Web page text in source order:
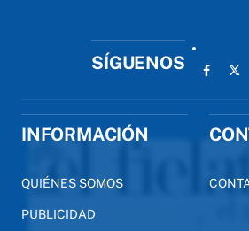
SÍGUENOS
INFORMACIÓN
QUIÉNES SOMOS
PUBLICIDAD